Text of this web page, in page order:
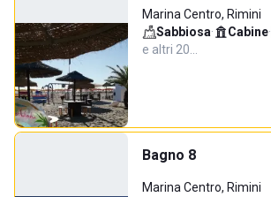
Marina Centro, Rimini
Sabbiosa· Cabine·
e altri 20…
Bagno 8
Marina Centro, Rimini